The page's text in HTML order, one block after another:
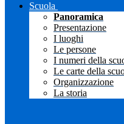
Scuola
Panoramica
Presentazione
I luoghi
Le persone
I numeri della
Le carte della
Organizzazione
La storia